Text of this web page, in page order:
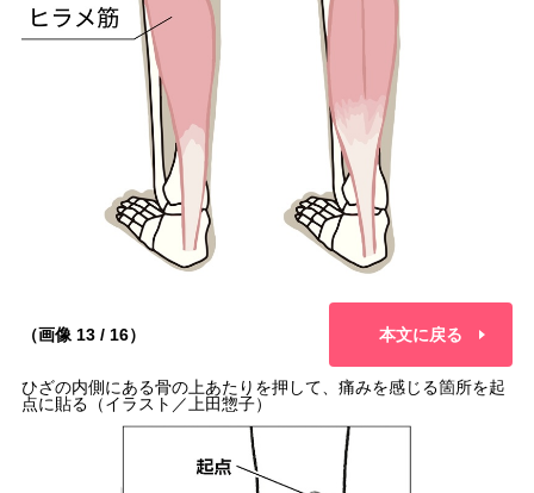
（画像 13 / 16） 本文に戻る
ひざの内側にある骨の上あたりを押して、痛みを感じる箇所を起
点に貼る（イラスト／上田惣子）